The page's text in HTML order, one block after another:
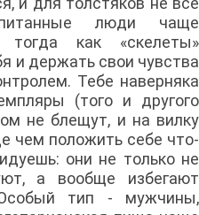
люди чаще
тогда как «скелеты»
и держать свои чувства
Тебе наверняка
(того и другого
не блещут, и на вилку
чем положить себе что-
они не только не
а вообще избегают
Особый тип - мужчины,